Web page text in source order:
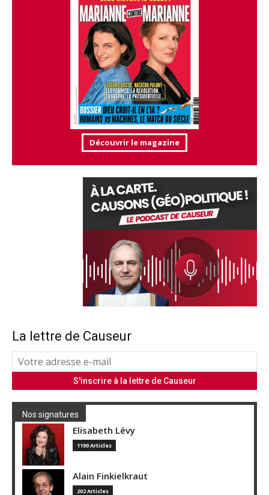
Découvrir le magazine
La lettre de Causeur
Nos signatures
Elisabeth Lévy
1190 Articles
Alain Finkielkraut
202 Articles